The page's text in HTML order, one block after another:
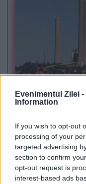
Evenimentul Zilei -
Information
If you wish to opt-out
processing of your
targeted advertising
section to confirm
opt-out request is
interest-based ads
de urgență
menținerea